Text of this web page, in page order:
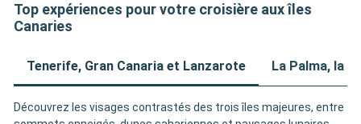
Top expériences pour votre croisière aux îles
Canaries
Tenerife, Gran Canaria et Lanzarote La Palma, la
Découvrez les visages contrastés des trois îles majeures, entre